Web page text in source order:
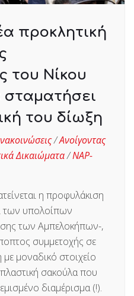
προκλητική
του Νίκου
του δίωξη
/Ανοίγοντας
Δικαιώματα/ΝΑΡ-
η προφυλάκιση
των υπολοίπων
των Αμπελοκήπων-,
συμμετοχής σε
μοναδικό στοιχείο
σακούλα που
διαμέρισμα (!).